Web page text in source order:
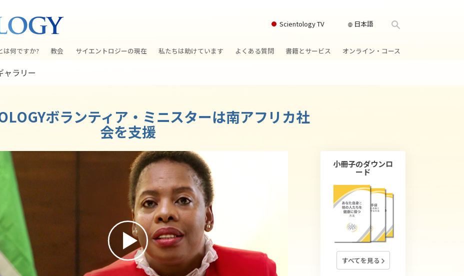
Scientology TV 日本語
は何ですか?
たちが語るサイエ
本原理
の紹介
教会
上級
オーガニゼーション
フラッグ･ランド･ベース
サイエントロジーの現在
デビッド･ミスキャベッジ氏—
Scientologyの教会指導者
私たちは助けています
クリミノン
真実を知ってください：薬物
ユナイテッド･フォー･ヒューマンライ
ツ
市民の人権擁護の会
サイエントロジー･ボランティア･ミニ
スター
よくある質問
サイエントロジーの組織
書籍とサービス
一般向け講演
オンライン・コース
理解を構成するもの
感情のトーン・スケール
ャラリー
ボランティア・ミニスターは南アフリカ社
会を支援
Play
小冊子のダウンロ
ード
すべてを見る